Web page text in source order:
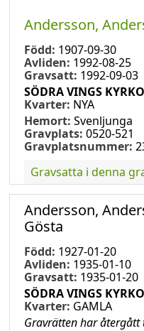
Andersson,
Född: 1907-09-30
Avliden: 1992-08-25
Gravsatt: 1992-09-03
SÖDRA VINGS
Kvarter: NYA
Hemort: Svenljunga
Gravplats: 0520-521
Gravplatsnummer:
Gravsatta i denna
Andersson,
Gösta
Född: 1927-01-20
Avliden: 1935-01-10
Gravsatt: 1935-01-20
SÖDRA VINGS
Kvarter: GAMLA
Gravrätten har